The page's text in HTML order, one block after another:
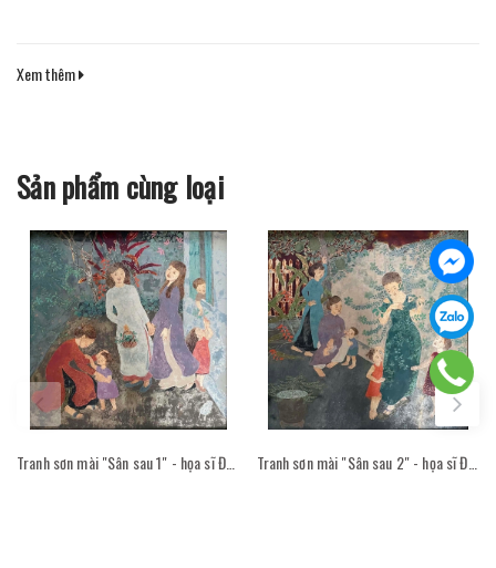
Xem thêm
Sản phẩm cùng loại